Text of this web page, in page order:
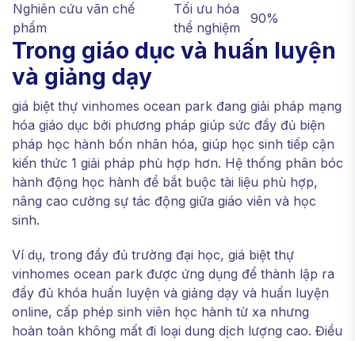
Nghiên cứu vãn chế
phẩm
Tối ưu hóa
thể nghiệm
90%
Trong giáo dục và huấn luyện
và giảng dạy
giá biệt thự vinhomes ocean park đang giải pháp mạng
hóa giáo dục bởi phương pháp giúp sức đầy đủ biện
pháp học hành bốn nhân hóa, giúp học sinh tiếp cận
kiến thức 1 giải pháp phù hợp hơn. Hệ thống phân bóc
hành động học hành để bắt buộc tài liệu phù hợp,
nâng cao cường sự tác động giữa giáo viên và học
sinh.
Ví dụ, trong đầy đủ trường đại học, giá biệt thự
vinhomes ocean park được ứng dụng để thành lập ra
đầy đủ khóa huấn luyện và giảng dạy và huấn luyện
online, cấp phép sinh viên học hành từ xa nhưng
hoàn toàn không mất đi loại dung dịch lượng cao. Điều